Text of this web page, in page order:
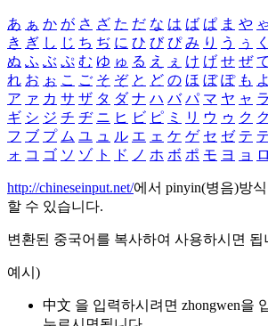
あ ぁ か が さ ざ た だ な は ば ぱ ま や ゃ
き ぎ し じ ち ぢ に ひ び ぴ み り う ぅ く
ぬ ふ ぶ ぷ む ゆ ゅ る え ぇ け げ せ ぜ て
れ お ぉ こ ご そ ぞ と ど の ほ ぼ ぽ も よ
ア ァ カ サ ザ タ ダ ナ ハ バ パ マ ヤ ャ ラ
ギ シ ジ チ ヂ ニ ヒ ビ ピ ミ リ ウ ゥ ク
フ ブ プ ム ユ ュ ル エ ェ ケ ゲ セ ゼ テ
ォ コ ゴ ソ ゾ ト ド ノ ホ ボ ポ モ ヨ ョ ロ
http://chineseinput.net/에서 pinyin(병음)방
할 수 있습니다.
변환된 중국어를 복사하여 사용하시면 됩
예시)
中文 을 입력하시려면 zhongwen을